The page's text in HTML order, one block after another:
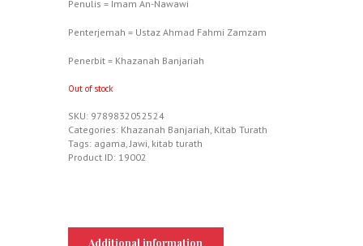
Penulis = Imam An-Nawawi
Penterjemah = Ustaz Ahmad Fahmi Zamzam
Penerbit = Khazanah Banjariah
Out of stock
SKU: 9789832052524
Categories: Khazanah Banjariah, Kitab Turath
Tags: agama,Jawi, kitab turath
Product ID: 19002
Additional information